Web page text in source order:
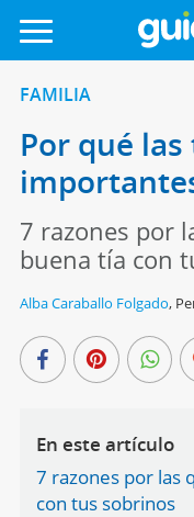
FAMILIA
Por qué
7 razones por
buena tía con
Alba Caraballo Folgado,
En este artículo
7 razones por las
con tus sobrinos